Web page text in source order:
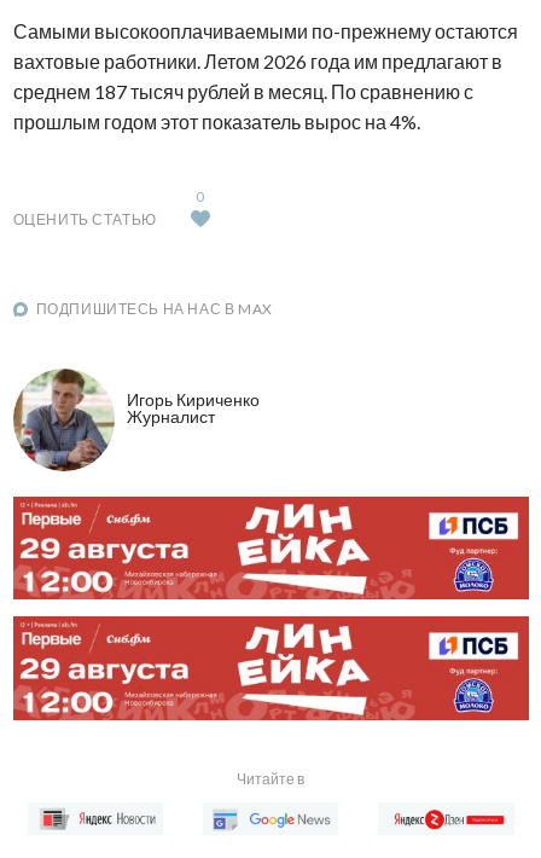
Самыми высокооплачиваемыми по-прежнему остаются
вахтовые работники. Летом 2026 года им предлагают в
среднем 187 тысяч рублей в месяц. По сравнению с
прошлым годом этот показатель вырос на 4%.
ОЦЕНИТЬ СТАТЬЮ
0
ПОДПИШИТЕСЬ НА НАС В MAX
Игорь Кириченко
Журналист
Читайте в